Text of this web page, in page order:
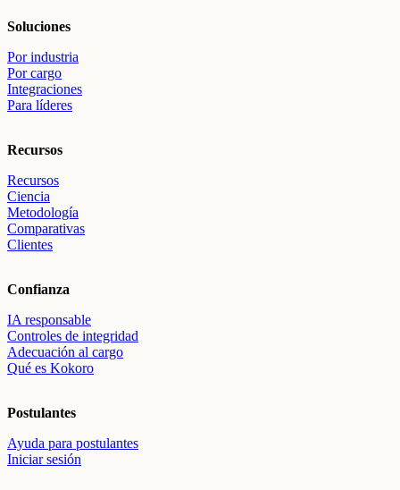
Soluciones
Por industria
Por cargo
Integraciones
Para líderes
Recursos
Recursos
Ciencia
Metodología
Comparativas
Clientes
Confianza
IA responsable
Controles de integridad
Adecuación al cargo
Qué es Kokoro
Postulantes
Ayuda para postulantes
Iniciar sesión